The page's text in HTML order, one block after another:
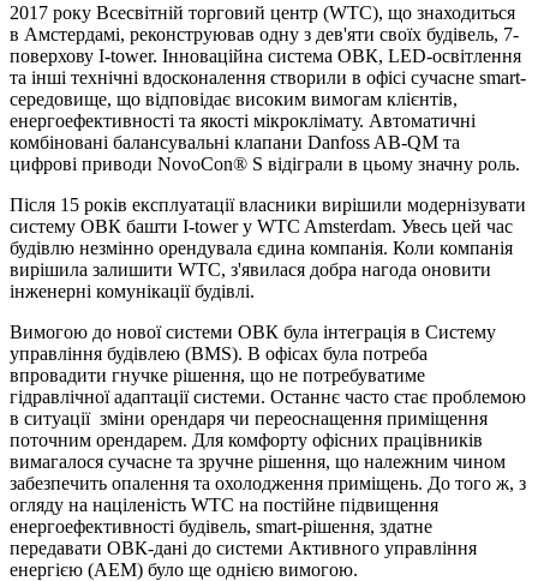
2017 року Всесвітній торговий центр (WTC), що знаходиться
в Амстердамі, реконструював одну з дев'яти своїх будівель, 7-
поверхову I-tower. Інноваційна система ОВК, LED-освітлення
та інші технічні вдосконалення створили в офісі сучасне smart-
середовище, що відповідає високим вимогам клієнтів,
енергоефективності та якості мікроклімату. Автоматичні
комбіновані балансувальні клапани Danfoss AB-QM та
цифрові приводи NovoCon® S відіграли в цьому значну роль.
Після 15 років експлуатації власники вирішили модернізувати
систему ОВК башти I-tower у WTC Amsterdam. Увесь цей час
будівлю незмінно орендувала єдина компанія. Коли компанія
вирішила залишити WTC, з'явилася добра нагода оновити
інженерні комунікації будівлі.
Вимогою до нової системи ОВК була інтеграція в Систему
управління будівлею (BMS). В офісах була потреба
впровадити гнучке рішення, що не потребуватиме
гідравлічної адаптації системи. Останнє часто стає проблемою
в ситуації зміни орендаря чи переоснащення приміщення
поточним орендарем. Для комфорту офісних працівників
вимагалося сучасне та зручне рішення, що належним чином
забезпечить опалення та охолодження приміщень. До того ж, з
огляду на націленість WTC на постійне підвищення
енергоефективності будівель, smart-рішення, здатне
передавати ОВК-дані до системи Активного управління
енергією (AEM) було ще однією вимогою.